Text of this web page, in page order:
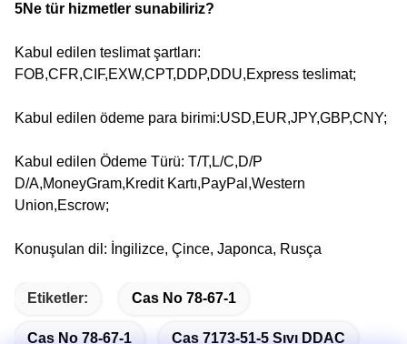
5Ne tür hizmetler sunabiliriz?
Kabul edilen teslimat şartları:
FOB,CFR,CIF,EXW,CPT,DDP,DDU,Express teslimat;
Kabul edilen ödeme para birimi:USD,EUR,JPY,GBP,CNY;
Kabul edilen Ödeme Türü: T/T,L/C,D/P
D/A,MoneyGram,Kredit Kartı,PayPal,Western
Union,Escrow;
Konuşulan dil: İngilizce, Çince, Japonca, Rusça
Etiketler: Cas No 78-67-1
Cas No 78-67-1 Cas 7173-51-5 Sıvı DDAC